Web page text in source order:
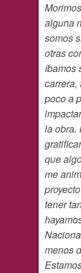
alguna
somos
otras
íbamos
carrera,
poco a
la obra.
que
me
tener
menos